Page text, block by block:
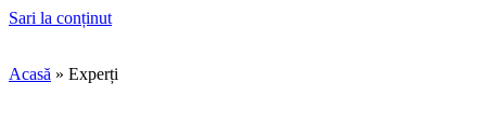
Sari la conținut
Acasă » Experți